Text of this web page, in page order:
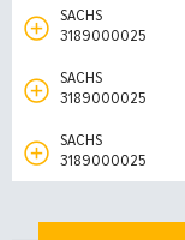
SACHS
3189000025
SACHS
3189000025
SACHS
3189000025